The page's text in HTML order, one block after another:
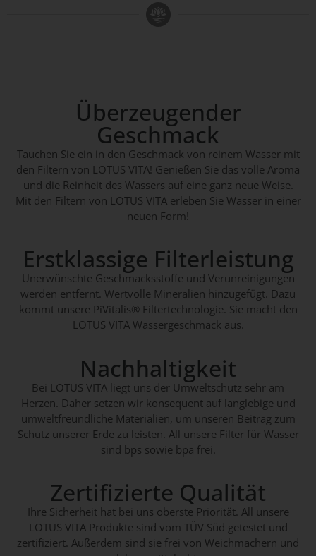
Überzeugender
Geschmack
Tauchen Sie ein in den Geschmack von reinem Wasser mit
den Filtern von LOTUS VITA! Genießen Sie das volle Aroma
und die Reinheit des Wassers auf eine ganz neue Weise.
Mit den Filtern von LOTUS VITA erleben Sie Wasser in einer
neuen Form!
Erstklassige Filterleistung
Unerwünschte Geschmacksstoffe und Verunreinigungen
werden entfernt. Wertvolle Mineralien hinzugefügt. Dazu
kommt unsere PiVitalis® Filtertechnologie. Sie macht den
LOTUS VITA Wassergeschmack aus.
Nachhaltigkeit
Bei LOTUS VITA liegt uns der Umweltschutz sehr am
Herzen. Daher setzen wir konsequent auf langlebige und
umweltfreundliche Materialien, um unseren Beitrag zum
Schutz unserer Erde zu leisten. All unsere Filter für Wasser
sind bps sowie bpa frei.
Zertifizierte Qualität
Ihre Sicherheit hat bei uns oberste Priorität. All unsere
LOTUS VITA Produkte sind vom TÜV Süd getestet und
zertifiziert. Außerdem sind sie frei von Weichmachern und